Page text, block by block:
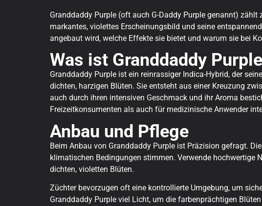
Granddaddy Purple (oft auch G-Daddy Purple genannt)
markantes, violettes Erscheinungsbild und seine
angebaut wird, welche Effekte sie bietet und warum sie bei
Was ist Granddaddy
Granddaddy Purple ist ein reinrassiger Indica-Hybrid, der
dichten, harzigen Blüten. Sie entsteht aus einer Kreuzung
auch durch ihren intensiven Geschmack und ihr Aroma
Freizeitkonsumenten als auch für medizinische Anwender
Anbau und Pflege
Beim Anbau von Granddaddy Purple ist Präzision gefragt.
klimatischen Bedingungen stimmen. Verwende
dichten, violetten Blüten.
Züchter bevorzugen oft eine kontrollierte Umgebung, um
Granddaddy Purple viel Licht, um die farbenprächtigen